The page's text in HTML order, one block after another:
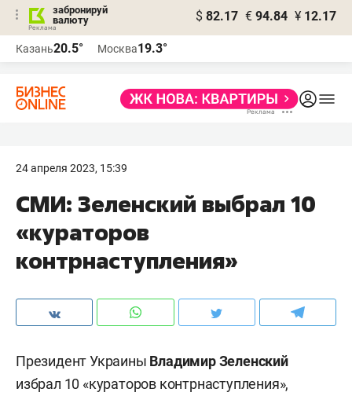
забронируй
валюту
$ 82.17 € 94.84 ¥ 12.17
Казань20.5° Москва19.3°
24 апреля 2023, 15:39
СМИ: Зеленский выбрал 10
«кураторов
контрнаступления»
Президент Украины Владимир Зеленский
избрал 10 «кураторов контрнаступления»,